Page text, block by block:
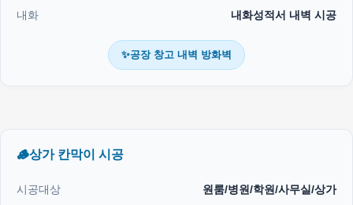
내화 내화성적서 내벽 시공
✨공장 창고 내벽 방화벽
🪵상가 칸막이 시공
시공대상 원룸/병원/학원/사무실/상가